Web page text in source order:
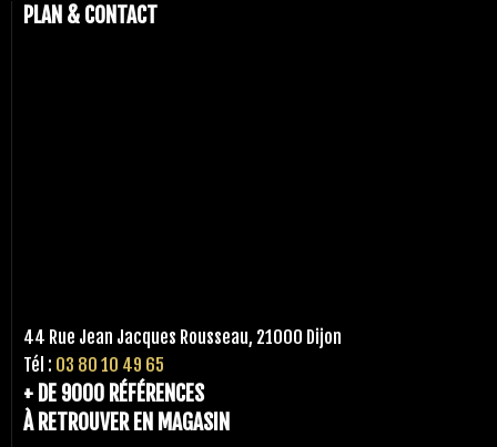
PLAN & CONTACT
44 Rue Jean Jacques Rousseau, 21000 Dijon
Tél : 03 80 10 49 65
+ DE 9000 RÉFÉRENCES
À RETROUVER EN MAGASIN